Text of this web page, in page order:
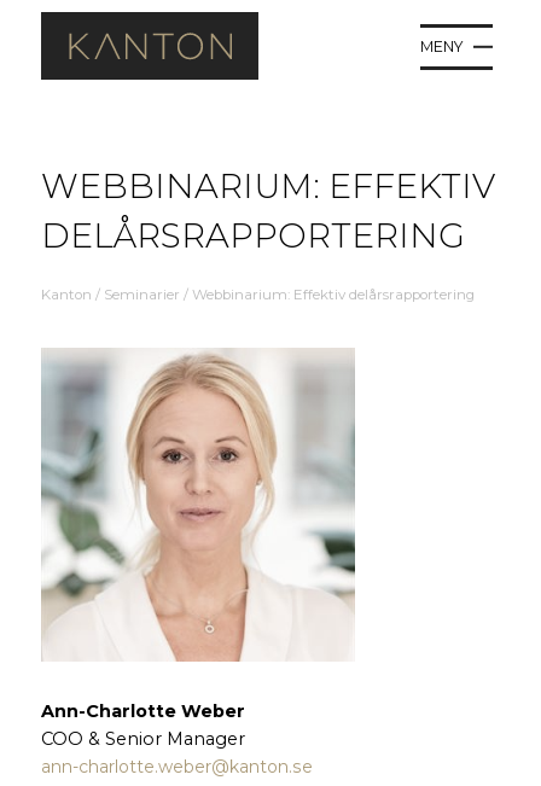
MENY
WEBBINARIUM: EFFEKTIV
DELÅRSRAPPORTERING
Kanton / Seminarier / Webbinarium: Effektiv delårsrapportering
Ann-Charlotte Weber
COO & Senior Manager
ann-charlotte.weber@kanton.se